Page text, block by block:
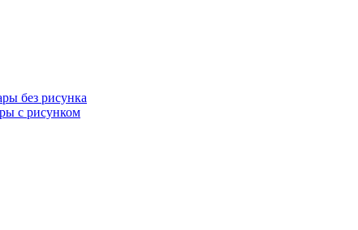
без рисунка
с рисунком